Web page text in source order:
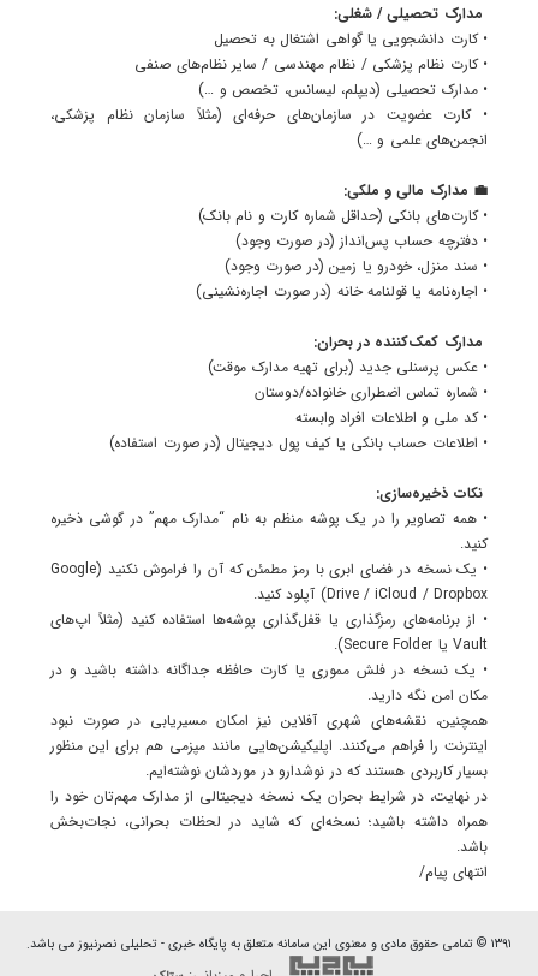
مدارک تحصیلی / شغلی:
• کارت دانشجویی یا گواهی اشتغال به تحصیل
• کارت نظام پزشکی / نظام مهندسی / سایر نظام‌های صنفی
• مدارک تحصیلی (دیپلم، لیسانس، تخصص و …)
• کارت عضویت در سازمان‌های حرفه‌ای (مثلاً سازمان نظام پزشکی،
انجمن‌های علمی و …)
💼 مدارک مالی و ملکی:
• کارت‌های بانکی (حداقل شماره کارت و نام بانک)
• دفترچه حساب پس‌انداز (در صورت وجود)
• سند منزل، خودرو یا زمین (در صورت وجود)
• اجاره‌نامه یا قولنامه خانه (در صورت اجاره‌نشینی)
مدارک کمک‌کننده در بحران:
• عکس پرسنلی جدید (برای تهیه مدارک موقت)
• شماره تماس اضطراری خانواده/دوستان
• کد ملی و اطلاعات افراد وابسته
• اطلاعات حساب بانکی یا کیف پول دیجیتال (در صورت استفاده)
نکات ذخیره‌سازی:
• همه تصاویر را در یک پوشه منظم به نام “مدارک مهم” در گوشی ذخیره
کنید.
• یک نسخه در فضای ابری با رمز مطمئن که آن را فراموش نکنید (Google
Drive / iCloud / Dropbox) آپلود کنید.
• از برنامه‌های رمزگذاری یا قفل‌گذاری پوشه‌ها استفاده کنید (مثلاً اپ‌های
Vault یا Secure Folder).
• یک نسخه در فلش مموری یا کارت حافظه جداگانه داشته باشید و در
مکان امن نگه دارید.
همچنین، نقشه‌های شهری آفلاین نیز امکان مسیریابی در صورت نبود
اینترنت را فراهم می‌کنند. اپلیکیشن‌هایی مانند مپز‌می هم برای این منظور
بسیار کاربردی هستند که در نوشدارو در مورد‌شان نوشته‌ایم.
در نهایت، در شرایط بحران یک نسخه دیجیتالی از مدارک مهم‌تان خود را
همراه داشته باشید؛ نسخه‌ای که شاید در لحظات بحرانی، نجات‌بخش
باشد.
انتهای پیام/
۱۳۹۱ © تمامی حقوق مادی و معنوی این سامانه متعلق به پایگاه خبری - تحلیلی نصرنیوز می باشد.